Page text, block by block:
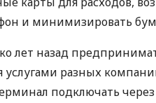
и минимизировать
лет назад
услугами разных
подключать